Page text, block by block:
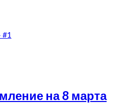
#1
на 8 марта